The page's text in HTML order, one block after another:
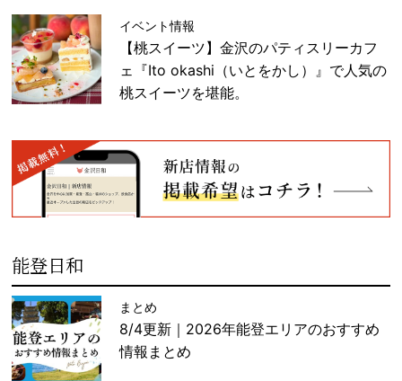
イベント情報
【桃スイーツ】金沢のパティスリーカフ
ェ『Ito okashi（いとをかし）』で人気の
桃スイーツを堪能。
能登日和
まとめ
8/4更新｜2026年能登エリアのおすすめ
情報まとめ